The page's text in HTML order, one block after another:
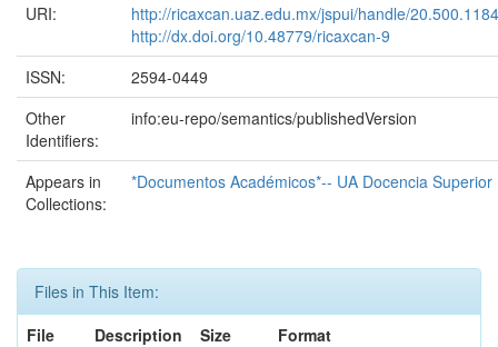
URI:
http://ricaxcan.uaz.edu.mx/jspui/handle/
http://dx.doi.org/10.48779/ricaxcan-9
ISSN:
2594-0449
Other
Identifiers:
info:eu-repo/semantics/publishedVersion
Appears in
Collections:
*Documentos Académicos*-- UA Docencia Superior
Files in This Item:
File
Description Size
Format